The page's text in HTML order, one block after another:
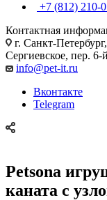
+7 (812) 210-
Контактная
г. Санкт-
Сергиевское, пер.
info@pet-it.ru
Вконтакте
Telegram
Petsona
каната с